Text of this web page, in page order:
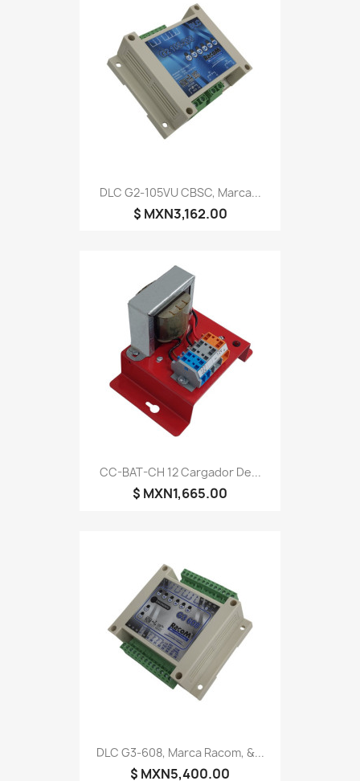
DLC G2-105VU CBSC, Marca...
$ MXN3,162.00
CC-BAT-CH 12 Cargador De...
$ MXN1,665.00
DLC G3-608, Marca Racom, &...
$ MXN5,400.00